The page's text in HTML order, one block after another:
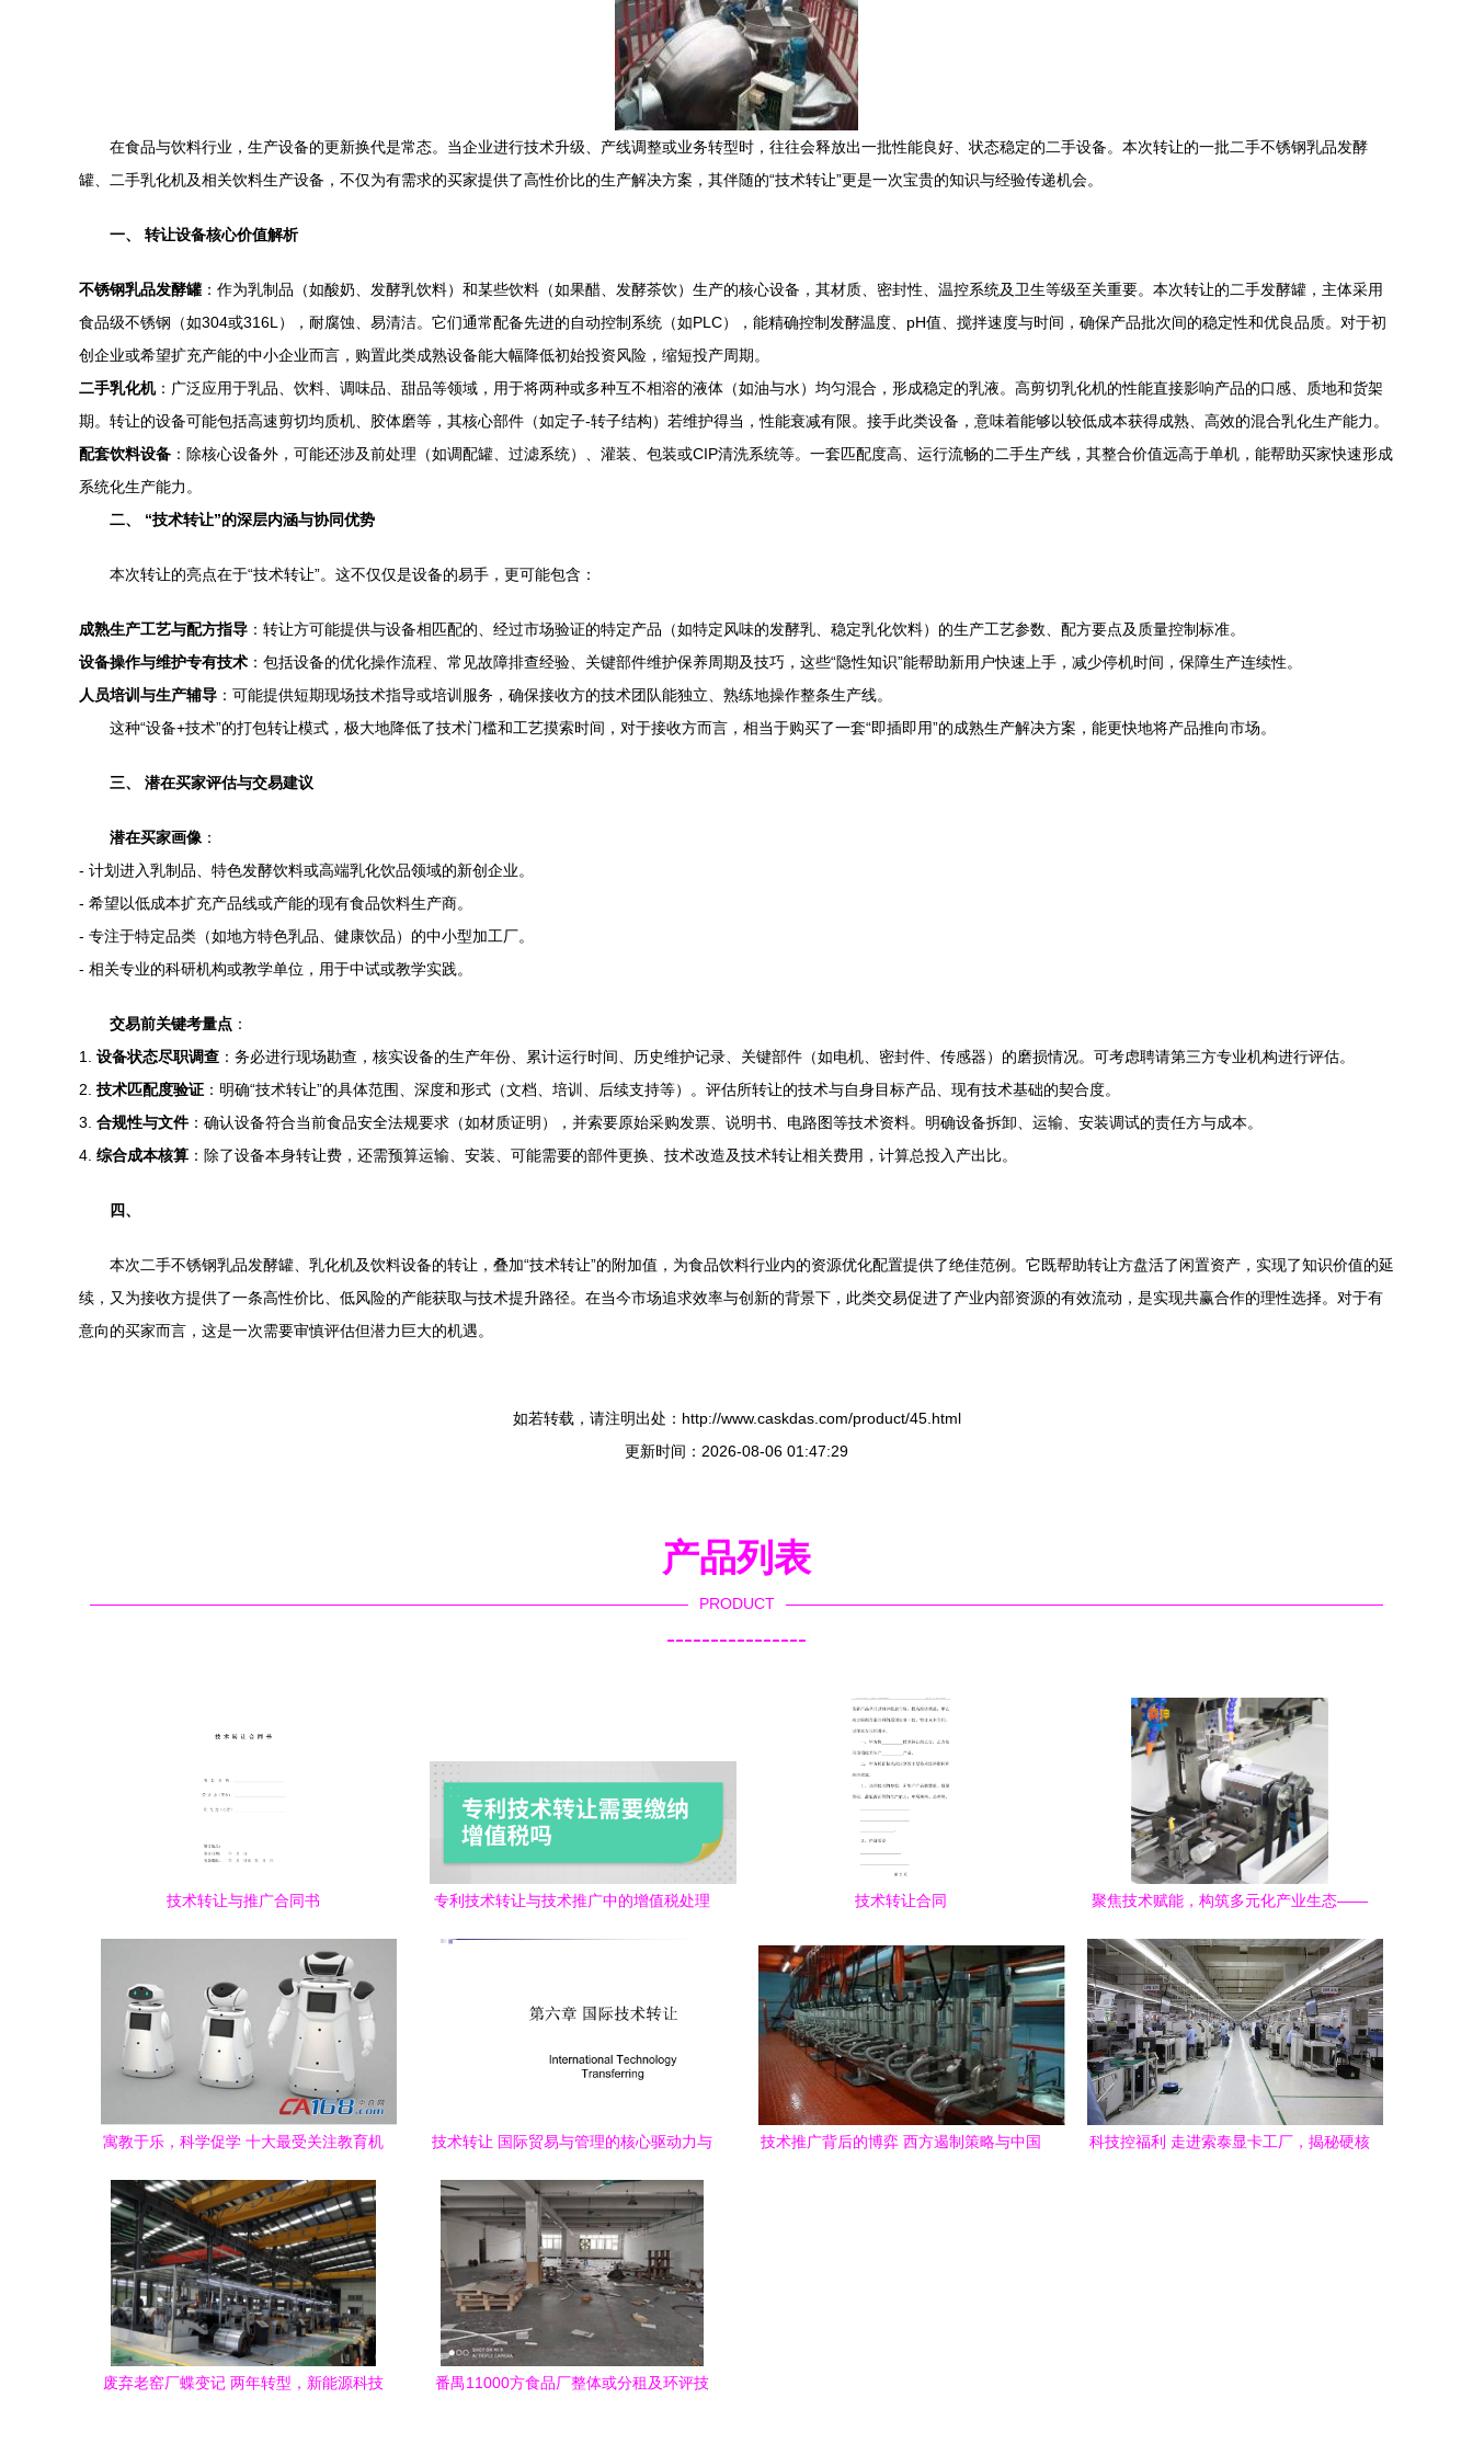
在食品与饮料行业，生产设备的更新换代是常态。当企业进行技术升级、产线调整或业务转型时，往往会释放出一批性能良好、状态稳定的二手设备。本次转让的一批二手不锈钢乳品发酵
罐、二手乳化机及相关饮料生产设备，不仅为有需求的买家提供了高性价比的生产解决方案，其伴随的“技术转让”更是一次宝贵的知识与经验传递机会。
一、 转让设备核心价值解析
不锈钢乳品发酵罐 ：作为乳制品（如酸奶、发酵乳饮料）和某些饮料（如果醋、发酵茶饮）生产的核心设备，其材质、密封性、温控系统及卫生等级至关重要。本次转让的二手发酵罐，主体采用
食品级不锈钢（如304或316L），耐腐蚀、易清洁。它们通常配备先进的自动控制系统（如PLC），能精确控制发酵温度、pH值、搅拌速度与时间，确保产品批次间的稳定性和优良品质。对于初
创企业或希望扩充产能的中小企业而言，购置此类成熟设备能大幅降低初始投资风险，缩短投产周期。
二手乳化机：广泛应用于乳品、饮料、调味品、甜品等领域，用于将两种或多种互不相溶的液体（如油与水）均匀混合，形成稳定的乳液。高剪切乳化机的性能直接影响产品的口感、质地和货架
期。转让的设备可能包括高速剪切均质机、胶体磨等，其核心部件（如定子-转子结构）若维护得当，性能衰减有限。接手此类设备，意味着能够以较低成本获得成熟、高效的混合乳化生产能力。
配套饮料设备 ：除核心设备外，可能还涉及前处理（如调配罐、过滤系统）、灌装、包装或CIP清洗系统等。一套匹配度高、运行流畅的二手生产线，其整合价值远高于单机，能帮助买家快速形成
系统化生产能力。
二、 “技术转让”的深层内涵与协同优势
本次转让的亮点在于“技术转让”。这不仅仅是设备的易手，更可能包含：
成熟生产工艺与配方指导 ：转让方可能提供与设备相匹配的、经过市场验证的特定产品（如特定风味的发酵乳、稳定乳化饮料）的生产工艺参数、配方要点及质量控制标准。
设备操作与维护专有技术 ：包括设备的优化操作流程、常见故障排查经验、关键部件维护保养周期及技巧，这些“隐性知识”能帮助新用户快速上手，减少停机时间，保障生产连续性。
人员培训与生产辅导 ：可能提供短期现场技术指导或培训服务，确保接收方的技术团队能独立、熟练地操作整条生产线。
这种“设备+技术”的打包转让模式，极大地降低了技术门槛和工艺摸索时间，对于接收方而言，相当于购买了一套“即插即用”的成熟生产解决方案，能更快地将产品推向市场。
三、 潜在买家评估与交易建议
潜在买家画像 ：
- 计划进入乳制品、特色发酵饮料或高端乳化饮品领域的新创企业。
- 希望以低成本扩充产品线或产能的现有食品饮料生产商。
- 专注于特定品类（如地方特色乳品、健康饮品）的中小型加工厂。
- 相关专业的科研机构或教学单位，用于中试或教学实践。
交易前关键考量点 ：
1. 设备状态尽职调查 ：务必进行现场勘查，核实设备的生产年份、累计运行时间、历史维护记录、关键部件（如电机、密封件、传感器）的磨损情况。可考虑聘请第三方专业机构进行评估。
2. 技术匹配度验证 ：明确“技术转让”的具体范围、深度和形式（文档、培训、后续支持等）。评估所转让的技术与自身目标产品、现有技术基础的契合度。
3. 合规性与文件：确认设备符合当前食品安全法规要求（如材质证明），并索要原始采购发票、说明书、电路图等技术资料。明确设备拆卸、运输、安装调试的责任方与成本。
4. 综合成本核算 ：除了设备本身转让费，还需预算运输、安装、可能需要的部件更换、技术改造及技术转让相关费用，计算总投入产出比。
四、
本次二手不锈钢乳品发酵罐、乳化机及饮料设备的转让，叠加“技术转让”的附加值，为食品饮料行业内的资源优化配置提供了绝佳范例。它既帮助转让方盘活了闲置资产，实现了知识价值的延
续，又为接收方提供了一条高性价比、低风险的产能获取与技术提升路径。在当今市场追求效率与创新的背景下，此类交易促进了产业内部资源的有效流动，是实现共赢合作的理性选择。对于有
意向的买家而言，这是一次需要审慎评估但潜力巨大的机遇。
如若转载，请注明出处：http://www.caskdas.com/product/45.html
更新时间：2026-08-06 01:47:29
产品列表
PRODUCT
----------------
技术转让与推广合同书
专利技术转让与技术推广中的增值税处理
技术转让合同
聚焦技术赋能，构筑多元化产业生态——
径
寓教于乐，科学促学 十大最受关注教育机
技术转让 国际贸易与管理的核心驱动力与
技术推广背后的博弈 西方遏制策略与中国
科技控福利 走进索泰显卡工厂，揭秘硬核
废弃老窑厂蝶变记 两年转型，新能源科技
番禺11000方食品厂整体或分租及环评技